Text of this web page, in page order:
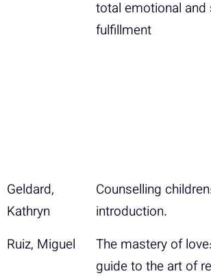
total emotional and
Counselling
introduction‬.
‎Geldard,
Kathryn‬
The mastery of
guide to the art of
‎Ruiz, Miguel‬